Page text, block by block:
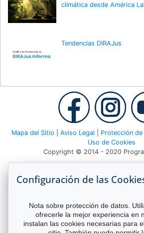
climática desde América
Tendencias DIRAJus
Mapa del Sitio Aviso Legal Protección de
Uso de Cookies
Copyright © 2014 - 2020
GmbH Agencia GIZ Costa Rica Apartado
Costa Rica Teléfono:
Configuración de las
Nota sobre protección de datos.
ofrecerle la mejor experiencia en
instalan las cookies necesarias para